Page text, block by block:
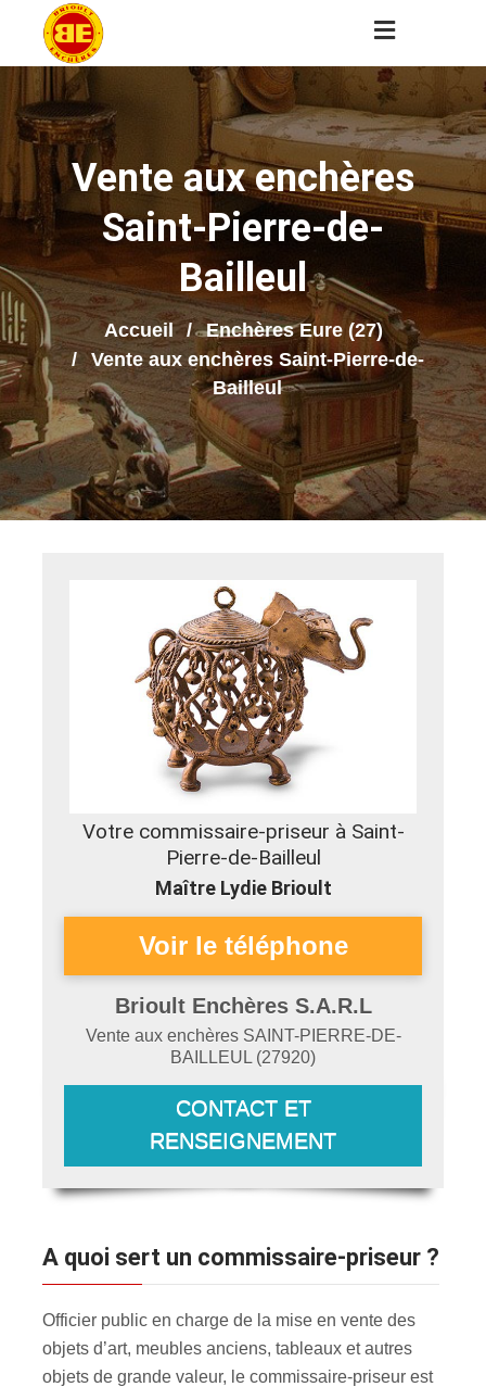
Vente aux enchères
Saint-Pierre-de-
Bailleul
Accueil
Enchères Eure (27)
Vente aux enchères Saint-Pierre-de-
Bailleul
Votre commissaire-priseur à Saint-
Pierre-de-Bailleul
Maître Lydie Brioult
Brioult Enchères S.A.R.L
Vente aux enchères SAINT-PIERRE-DE-
BAILLEUL (27920)
CONTACT ET
RENSEIGNEMENT
A quoi sert un commissaire-priseur ?
Officier public en charge de la mise en vente des
objets d’art, meubles anciens, tableaux et autres
objets de grande valeur, le commissaire-priseur est